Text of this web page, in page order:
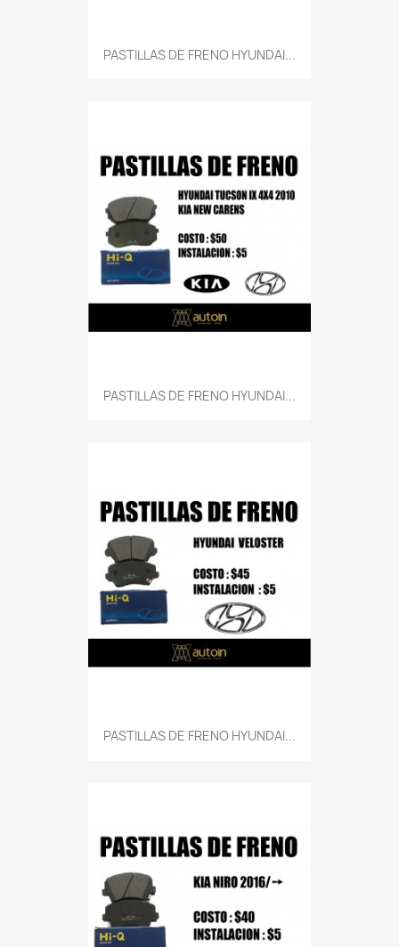
PASTILLAS DE FRENO HYUNDAI...
PASTILLAS DE FRENO HYUNDAI...
PASTILLAS DE FRENO HYUNDAI...